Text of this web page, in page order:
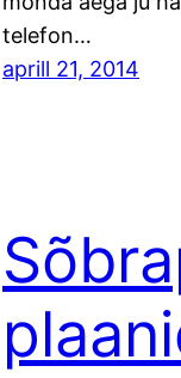
telefon…
aprill 21, 2014